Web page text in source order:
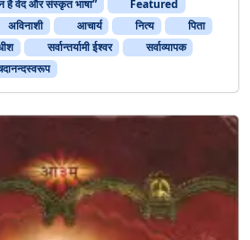
है वेद और संस्कृत भाषा”
Featured
अविनाशी आचार्य नित्य
पिता
सर्वान्तर्यामी ईश्वर
सर्वाव्यापक